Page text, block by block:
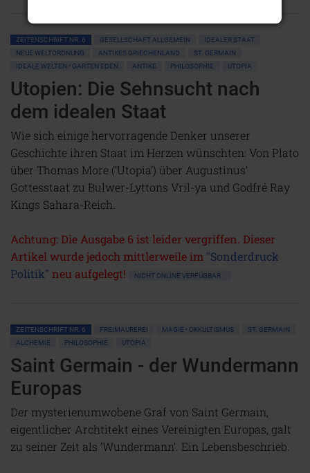
ZEITENSCHRIFT NR. 6 GESELLSCHAFT ALLGEMEIN
IDEALER STAAT
NEUE WELTORDNUNG
ANTIKES GRIECHENLAND
ST. GERMAIN
IDEALE WELTEN • GARTEN EDEN
ANTIKE PHILOSOPHIE UTOPIA
Utopien: Die Sehnsucht nach
dem idealen Staat
Wie sich einige hervorragende Denker unserer
Geschichte ihren Staat im Herzen wünschten: Von Plato
über Thomas More (‘Utopia’) über Augustinus’
Gottesstaat zu Bulwer-Lyttons Vril-ya und Godfré Ray
Kings Sahara-Reich.
Achtung: Die Ausgabe 6 ist leider vergriffen. Dieser
Artikel wurde jedoch mittlerweile im "Sonderdruck
Politik" neu aufgelegt! NICHT ONLINE VERFÜGBAR
ZEITENSCHRIFT NR. 6 FREIMAUREREI MAGIE • OKKULTISMUS
ST. GERMAIN
ALCHEMIE
PHILOSOPHIE UTOPIA
Saint Germain - der Wundermann
Europas
Der mysterienumwobene Graf von Saint Germain,
eigentlicher Archtitekt eines Vereinigten Europas, galt
zu seiner Zeit als ‘Wundermann’. Ein Lebensbeschrieb.